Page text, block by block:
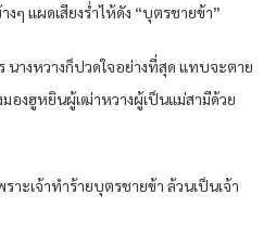
ๆ แผดเสียงร่ำไห้ดัง “บุตรชายข้า”
นางหวางก็ปวดใจอย่างที่สุด แทบจะตาย
องฮูหยินผู้เฒ่าหวางผู้เป็นแม่สามีด้วย
ราะเจ้าทำร้ายบุตรชายข้า ล้วนเป็นเจ้า